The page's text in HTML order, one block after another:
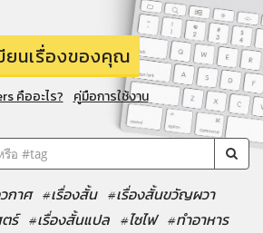
ยนเรื่องของคุณ
คืออะไร? คู่มือการใช้งาน
กาศ #เรื่องสั้น #เรื่องสั้นขวัญผวา
ร์ #เรื่องสั้นแปล #ไซไฟ #ทำอาหาร